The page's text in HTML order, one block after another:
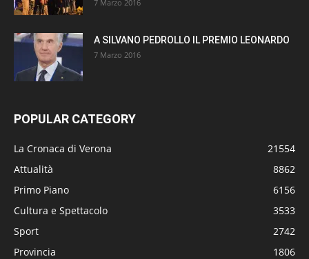
7 Marzo 2016
A SILVANO PEDROLLO IL PREMIO LEONARDO
7 Marzo 2016
POPULAR CATEGORY
La Cronaca di Verona
21554
Attualità
8862
Primo Piano
6156
Cultura e Spettacolo
3533
Sport
2742
Provincia
1806